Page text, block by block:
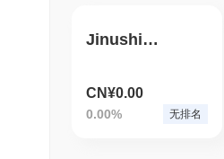
Jinushisama Inu
CN¥0.00
0.00% 无排名